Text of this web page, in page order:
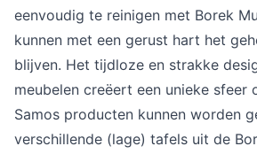
Contact
3D modellen
Support
Nieuws
eenvoudig te reinigen met Borek
kunnen met een gerust hart het
blijven. Het tijdloze en strakke
meubelen creëert een unieke sfeer
Samos producten kunnen worden
verschillende (lage) tafels uit de